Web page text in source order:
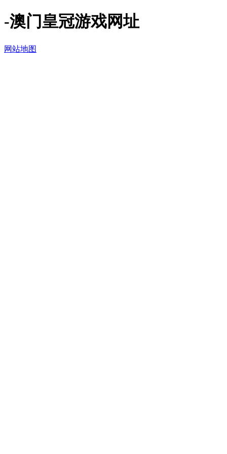
-澳门皇冠游戏网址
网站地图